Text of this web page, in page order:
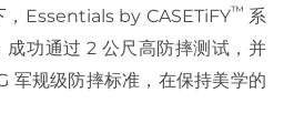
，Essentials by CASETiFY™ 系
成功通过 2 公尺高防摔测试，并
军规级防摔标准，在保持美学的